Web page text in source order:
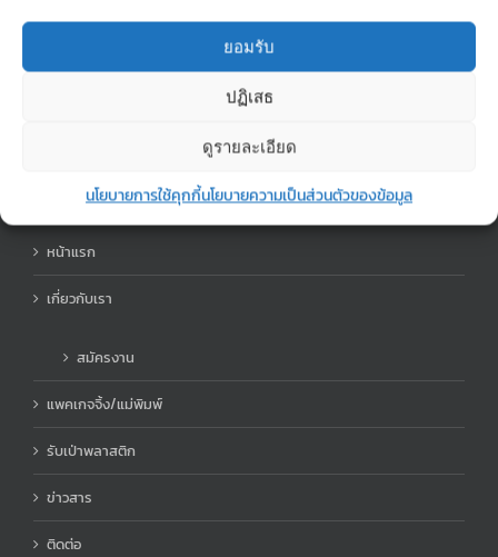
ยอมรับ
ปฏิเสธ
ดูรายละเอียด
นโยบายการใช้คุกกี้นโยบายความเป็นส่วนตัวของข้อมูล
MOBILE MAP
หน้าแรก
เกี่ยวกับเรา
สมัครงาน
แพคเกจจิ้ง/แม่พิมพ์
รับเป่าพลาสติก
ข่าวสาร
ติดต่อ